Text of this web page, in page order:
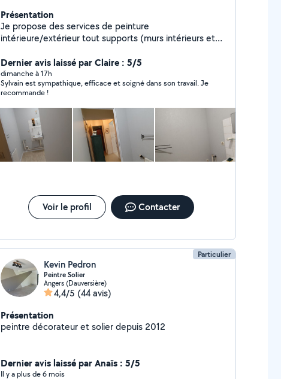
Présentation
Je propose des services de peinture
intérieure/extérieur tout supports (murs intérieurs et
peint et de toile de verre, montage de meubles,
installation de luminaires, de ventilateur au plafond,
pose d'étagères etc
Dernier avis laissé par Claire : 5/5
dimanche à 17h
Sylvain est sympathique, efficace et soigné dans son travail. Je
recommande !
Voir le profil Contacter
Particulier
Kevin Pedron
Peintre Solier
Angers (Dauversière)
4,4/5 (44 avis)
Présentation
peintre décorateur et solier depuis 2012
Dernier avis laissé par Anaïs : 5/5
Il y a plus de 6 mois